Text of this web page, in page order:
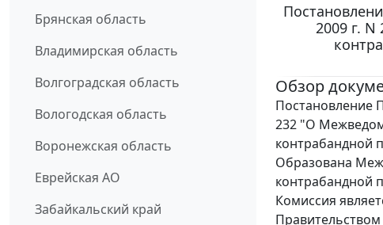
Брянская область
Владимирская область
Волгоградская область
Вологодская область
Воронежская область
Еврейская АО
Забайкальский край
2009 г.
Обзор
Постановление
232 "О
контрабандной
Образована
контрабандной
Комиссия